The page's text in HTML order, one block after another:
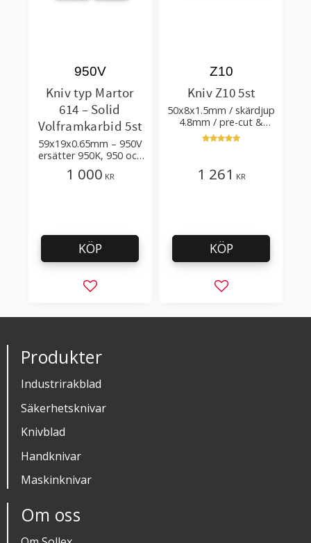
Kniv typ Martor
614 – Solid
Volframkarbid 5st
59x19x0.65mm – 950V
ersätter 950K, 950 och
Tetra Pak 90606-8135
950V
1 000 KR
Lägg till i favoriter
KÖP
Kniv Z10 5st
50x8x1.5mm / skärdjup
4.8mm / pre-cut &
post-cut 0.84xTm /
skärvinkel 50°
Z10
1 261 KR
Lägg till i
KÖP
Produkter
Industrirakblad
Säkerhetsknivar
Knivblad
Handknivar
Maskinknivar
Om oss